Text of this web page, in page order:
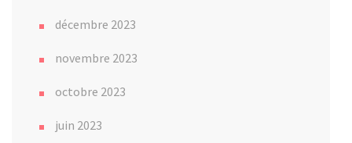
décembre 2023
novembre 2023
octobre 2023
juin 2023